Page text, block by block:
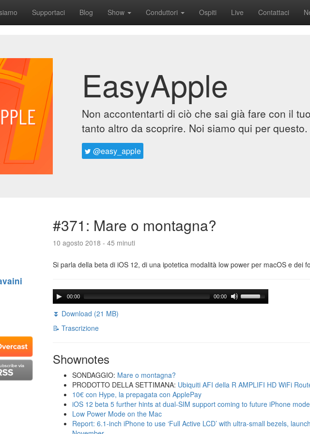
Supportaci Blog Show Conduttori Ospiti Live Contattaci
EasyApple
Non accontentarti di ciò che sai già fare con il
tanto altro da scoprire. Noi siamo qui per questo.
@easy_apple
#371: Mare o montagna?
10 agosto 2018 - 45 minuti
Si parla della beta di iOS 12, di una ipotetica modalità low power per macOS e dei
00:00 00:00
⏬ Download (21 MB)
📝 Trascrizione
Shownotes
SONDAGGIO: Mare o montagna?
PRODOTTO DELLA SETTIMANA: Ubiquiti AFI della R AMPLIFI HD WiFi
10€ con Hype, la prepagata con ApplePay
iOS 12 beta 5 further hints at dual-SIM support coming to future iPhone
Low Power Mode on the Mac
Report: 6.1-inch iPhone to use ‘Full Active LCD’ with ultra-small bezels,